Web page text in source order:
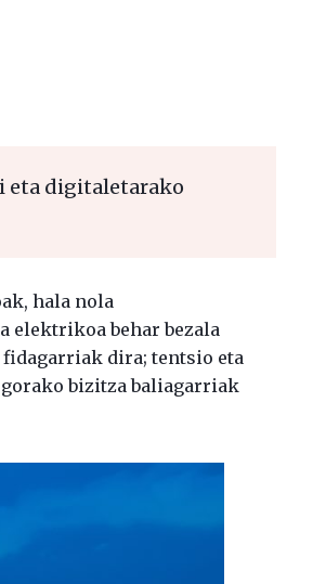
eta digitaletarako
hala nola
elektrikoa behar bezala
dira; tentsio eta
bizitza baliagarriak